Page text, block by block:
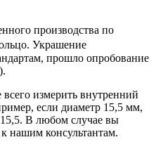
производства по
Украшение
прошло опробование
измерить внутренний
если диаметр 15,5 мм,
В любом случае вы
нашим консультантам.